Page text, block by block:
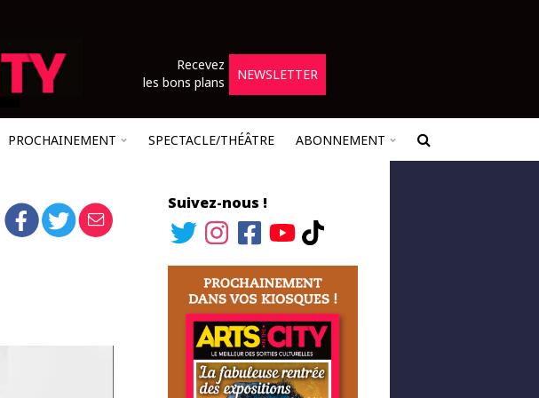
Recevez
les bons plans
NEWSLETTER
PROCHAINEMENT SPECTACLE/THÉÂTRE ABONNEMENT
Suivez-nous !